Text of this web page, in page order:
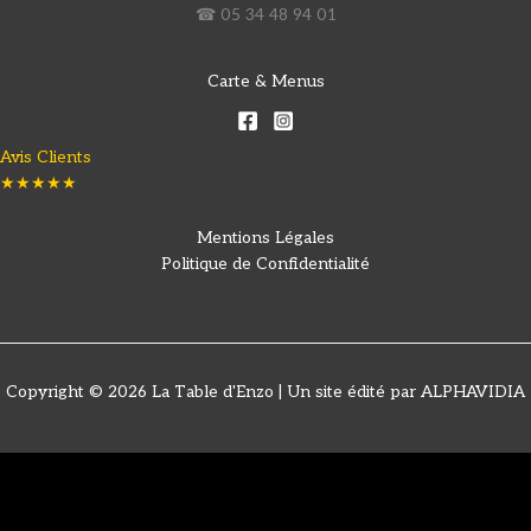
☎ 05 34 48 94 01
Carte & Menus
Avis Clients
★★★★★
Mentions Légales
Politique de Confidentialité
Copyright © 2026 La Table d'Enzo | Un site édité par ALPHAVIDIA